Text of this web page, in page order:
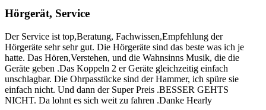
Hörgerät, Service
Der Service ist top,Beratung, Fachwissen,Empfehlung der
Hörgeräte sehr sehr gut. Die Hörgeräte sind das beste was ich je
hatte. Das Hören,Verstehen, und die Wahnsinns Musik, die die
Geräte geben .Das Koppeln 2 er Geräte gleichzeitig einfach
unschlagbar. Die Ohrpasstücke sind der Hammer, ich spüre sie
einfach nicht. Und dann der Super Preis .BESSER GEHTS
NICHT. Da lohnt es sich weit zu fahren .Danke Hearly